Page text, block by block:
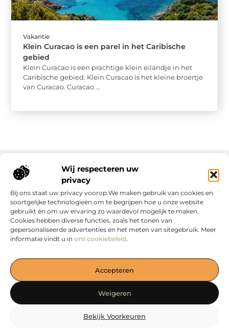
Wij respecteren uw
privacy
Bij ons staat uw privacy voorop.We maken gebruik van cookies en
soortgelijke technologieën om te begrijpen hoe u onze website
gebruikt én om uw ervaring zo waardevol mogelijk te maken.
Cookies hebben diverse functies, zoals het tonen van
gepersonaliseerde advertenties en het meten van sitegebruik. Meer
informatie vindt u in ons cookiebeleid.
Accepteren
Weigeren
Bekijk Voorkeuren
Vakantie
Klein Curacao is een parel in het Caribische
gebied
Klein Curacao is een prachtige klein eilandje in het
Caribische gebied. Klein Curacao is het kleine broertje
van Curacao. Curacao ...
— Duik in boeiende verhalen, handige tips en waardevolle
ontdekkingsreis vandaag op loewiese.nl!
Onze informatie